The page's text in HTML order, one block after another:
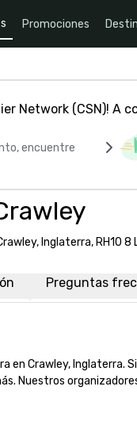
Promociones
Network (CSN)! A
encuentre
Inglaterra, RH10 8
Preguntas
en Crawley,
Nuestros